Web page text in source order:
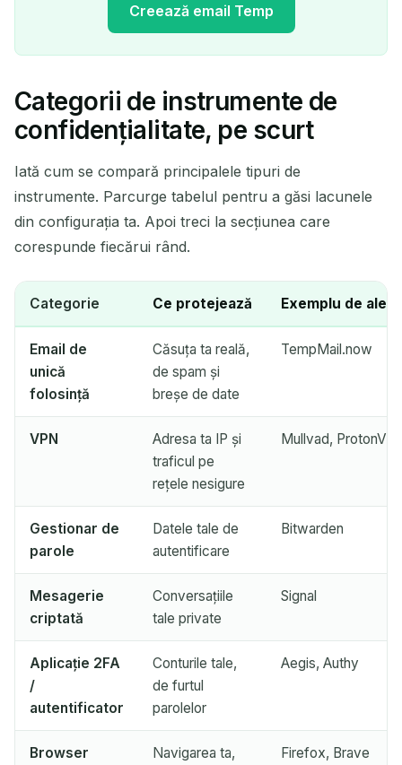
Creează email Temp
Adresa ta de email
temporar:
Copiază
Reîmprospătează
Următoarea reîmprospătare în15secunde
SUBIECT
Așteptând emailuri primite...
Reîmprospătează
Categorii de instrumente de
confidențialitate, pe scurt
Iată cum se compară principalele tipuri de
instrumente. Parcurge tabelul pentru a găsi lacunele
din configurația ta. Apoi treci la secțiunea care
corespunde fiecărui rând.
Categorie Ce protejează Exemplu de
Email de
unică
folosință
Căsuța ta reală,
de spam și
breșe de date
TempMail.now
VPN
Adresa ta IP și
traficul pe
rețele nesigure
Mullvad,
Gestionar de
parole
Datele tale de
autentificare
Bitwarden
Mesagerie
criptată
Conversațiile
tale private
Signal
Aplicație 2FA
/
autentificator
Conturile tale,
de furtul
parolelor
Aegis, Authy
Browser
Navigarea ta,
Firefox, Brave